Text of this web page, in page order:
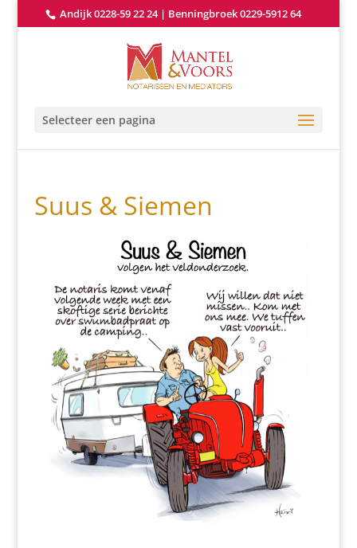
Andijk 0228-59 22 24| Benningbroek 0229-5912 64
Selecteer een pagina
Suus & Siemen